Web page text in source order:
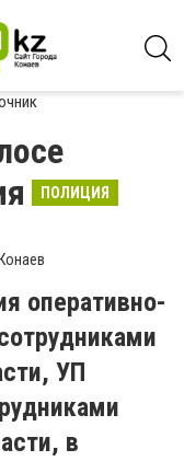
ПОЛИЦИЯ
оперативно-
УП
в